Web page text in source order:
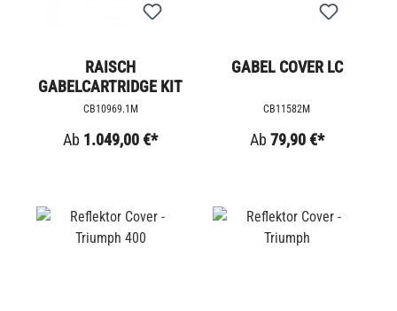
RAISCH
GABELCARTRIDGE KIT
CB10969.1M
Ab 1.049,00 €*
GABEL COVER LC
CB11582M
Ab 79,90 €*